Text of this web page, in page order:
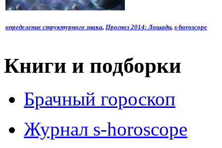
определение структурного знака, Прогноз 2014: Лошади, s-horoscope
Книги и подборки
Брачный гороскоп
Журнал s-horoscope